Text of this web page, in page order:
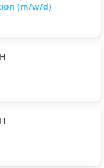
(m/w/d)